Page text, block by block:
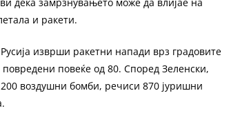
и ракети.
изврши ракетни напади врз градовите
повеќе од 80. Според Зеленски,
воздушни бомби, речиси 870 јуришни